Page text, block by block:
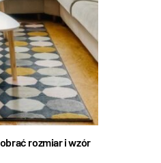
rozmiar i wzór